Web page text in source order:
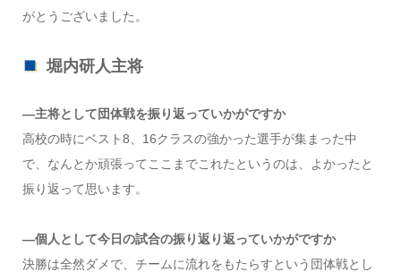
がとうございました。
堀内研人主将
―主将として団体戦を振り返っていかがですか
高校の時にベスト8、16クラスの強かった選手が集まった中
で、なんとか頑張ってここまでこれたというのは、よかったと
振り返って思います。
―個人として今日の試合の振り返り返っていかがですか
決勝は全然ダメで、チームに流れをもたらすという団体戦とし